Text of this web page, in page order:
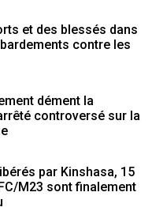
et des blessés dans
contre les
dément la
controversé sur la
par Kinshasa, 15
M23 sont finalement